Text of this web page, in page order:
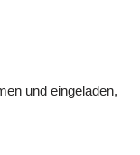
und eingeladen,